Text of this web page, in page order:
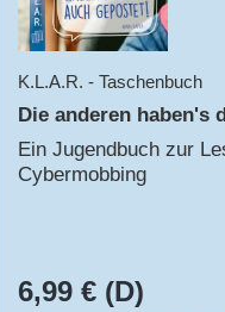
K.L.A.R. - Taschenbuch
Die anderen haben's
Ein Jugendbuch zur
Cybermobbing
6,99 € (D)